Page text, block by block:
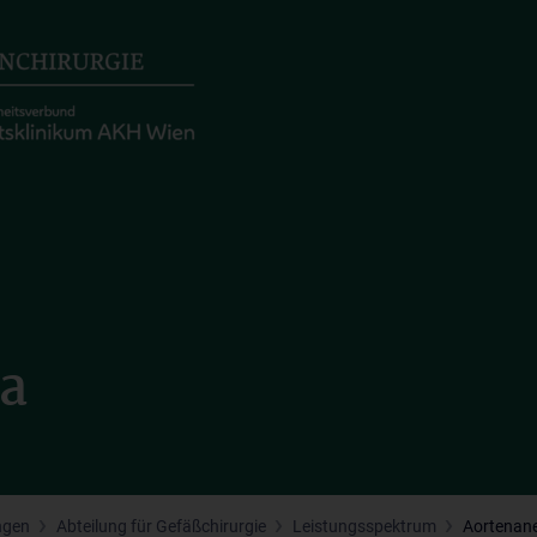
Abteilung für Gefäßchirurgie Leistungsspektrum